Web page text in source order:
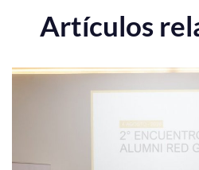
Artículos